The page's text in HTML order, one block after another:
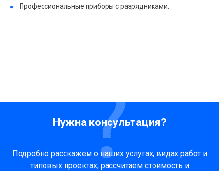
Профессиональные приборы с разрядниками.
Нужна консультация?
Подробно расскажем о наших услугах, видах работ и
типовых проектах, рассчитаем стоимость и